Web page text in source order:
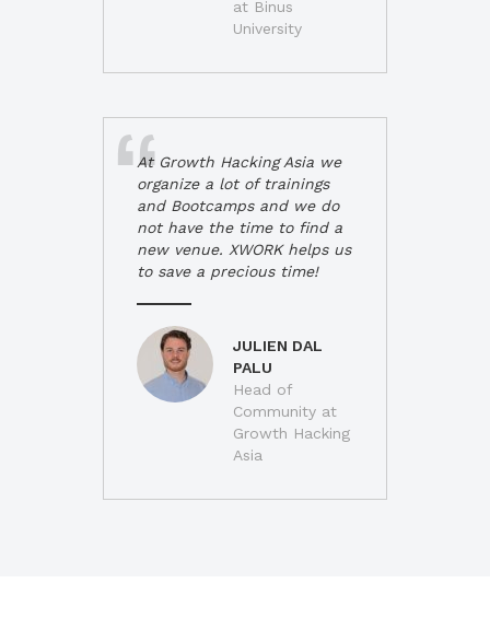
at Binus
University
At Growth Hacking Asia we
organize a lot of trainings
and Bootcamps and we do
not have the time to find a
new venue. XWORK helps us
to save a precious time!
JULIEN DAL
PALU
Head of
Community at
Growth Hacking
Asia